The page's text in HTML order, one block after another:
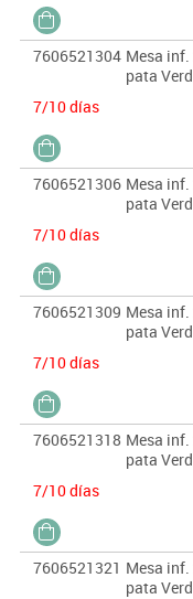
7606521304 Mesa
pata
7/10 días
7606521306 Mesa
pata
7/10 días
7606521309 Mesa
pata
7/10 días
7606521318 Mesa
pata
7/10 días
7606521321 Mesa
pata